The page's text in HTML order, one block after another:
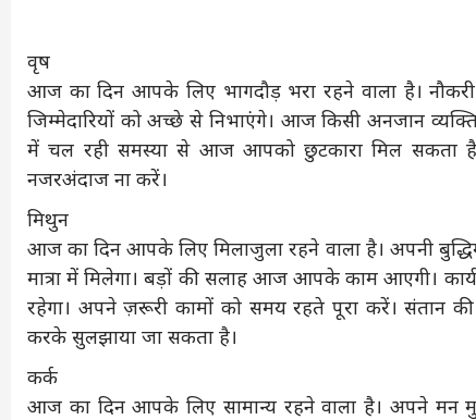
वृष
आज का दिन आपके लिए भागदौड़ भरा रहने वाला है।
जिम्मेदारियों को अच्छे से निभाएंगे। आज किसी अनजान
में चल रही समस्या से आज आपको छुटकारा मिल सकता
नजरअंदाज ना करें।
मिथुन
आज का दिन आपके लिए मिलाजुला रहने वाला है। अपनी
मात्रा में मिलेगा। बड़ों की सलाह आज आपके काम आएगी। कार्य
रहेगा। अपने ज़रूरी कामों को समय रहते पूरा करें। संतान
करके सुलझाया जा सकता है।
कर्क
आज का दिन आपके लिए सामान्य रहने वाला है। अपने मन